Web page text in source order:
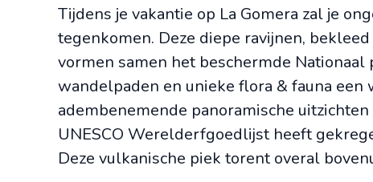
Tijdens je vakantie op La Gomera zal je
tegenkomen. Deze diepe ravijnen,
vormen samen het beschermde Nationaal
wandelpaden en unieke flora & fauna
adembenemende panoramische
UNESCO Werelderfgoedlijst heeft
Deze vulkanische piek torent overal